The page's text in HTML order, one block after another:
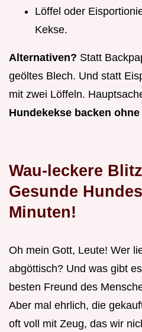
Löffel oder
Kekse.
Alternativen? Statt
geöltes Blech. Und statt
mit zwei Löffeln.
Hundekekse backen ohne
Wau-leckere
Gesunde
Minuten!
Oh mein Gott, Leute! Wer
abgöttisch? Und was gibt
besten Freund des
Aber mal ehrlich, die
oft voll mit Zeug, das wir